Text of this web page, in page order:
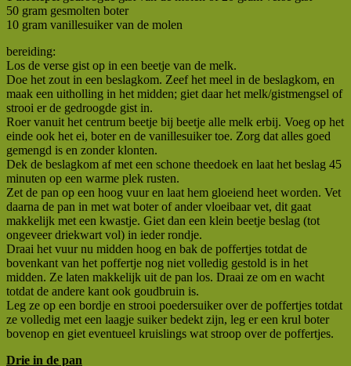
50 gram gesmolten boter
10 gram vanillesuiker van de molen
bereiding:
Los de verse gist op in een beetje van de melk.
Doe het zout in een beslagkom. Zeef het meel in de beslagkom, en
maak een uitholling in het midden; giet daar het melk/gistmengsel of
strooi er de gedroogde gist in.
Roer vanuit het centrum beetje bij beetje alle melk erbij. Voeg op het
einde ook het ei, boter en de vanillesuiker toe. Zorg dat alles goed
gemengd is en zonder klonten.
Dek de beslagkom af met een schone theedoek en laat het beslag 45
minuten op een warme plek rusten.
Zet de pan op een hoog vuur en laat hem gloeiend heet worden. Vet
daarna de pan in met wat boter of ander vloeibaar vet, dit gaat
makkelijk met een kwastje. Giet dan een klein beetje beslag (tot
ongeveer driekwart vol) in ieder rondje.
Draai het vuur nu midden hoog en bak de poffertjes totdat de
bovenkant van het poffertje nog niet volledig gestold is in het
midden. Ze laten makkelijk uit de pan los. Draai ze om en wacht
totdat de andere kant ook goudbruin is.
Leg ze op een bordje en strooi poedersuiker over de poffertjes totdat
ze volledig met een laagje suiker bedekt zijn, leg er een krul boter
bovenop en giet eventueel kruislings wat stroop over de poffertjes.
Drie in de pan